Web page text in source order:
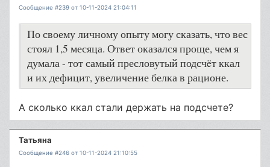
Сообщение #239 от 10-11-2024 21:04:11
По своему личному опыту могу сказать, что вес
стоял 1,5 месяца. Ответ оказался проще, чем я
думала - тот самый пресловутый подсчëт ккал
и их дефицит, увеличение белка в рационе.
А сколько ккал стали держать на подсчете?
Татьяна
Сообщение #246 от 10-11-2024 21:10:55